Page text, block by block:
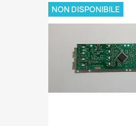
NON DISPONIBILE